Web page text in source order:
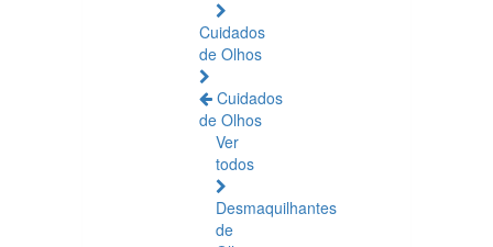
Cuidados
de Olhos
Cuidados
de Olhos
Ver
todos
Desmaquilhantes
de